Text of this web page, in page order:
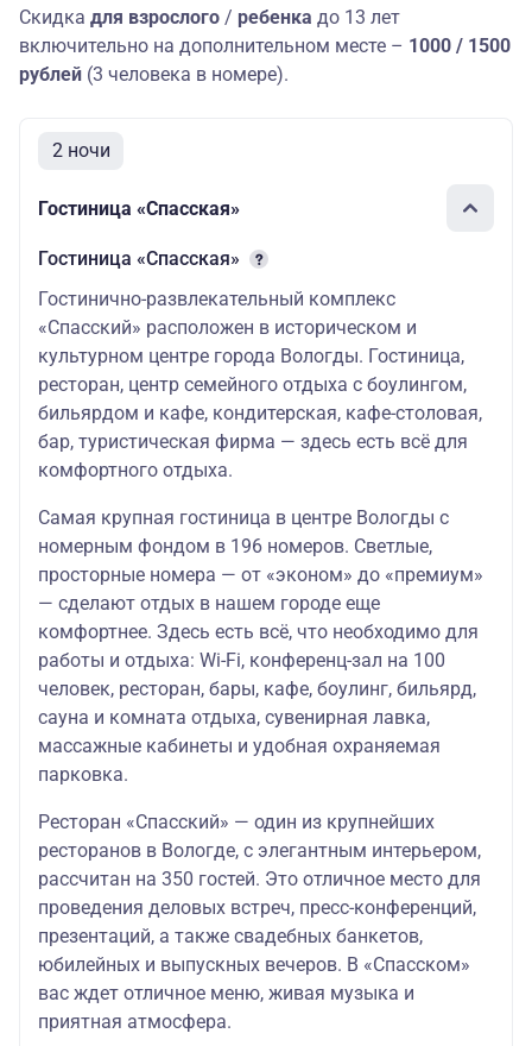
Скидка для взрослого / ребенка до 13 лет
включительно на дополнительном месте – 1000 / 1500
рублей (3 человека в номере).
2 ночи
Гостиница «Спасская»
Гостиница «Спасская»
Гостинично-развлекательный комплекс
«Спасский» расположен в историческом и
культурном центре города Вологды. Гостиница,
ресторан, центр семейного отдыха с боулингом,
бильярдом и кафе, кондитерская, кафе-столовая,
бар, туристическая фирма — здесь есть всё для
комфортного отдыха.
Самая крупная гостиница в центре Вологды с
номерным фондом в 196 номеров. Светлые,
просторные номера — от «эконом» до «премиум»
— сделают отдых в нашем городе еще
комфортнее. Здесь есть всё, что необходимо для
работы и отдыха: Wi-Fi, конференц-зал на 100
человек, ресторан, бары, кафе, боулинг, бильярд,
сауна и комната отдыха, сувенирная лавка,
массажные кабинеты и удобная охраняемая
парковка.
Ресторан «Спасский» — один из крупнейших
ресторанов в Вологде, с элегантным интерьером,
рассчитан на 350 гостей. Это отличное место для
проведения деловых встреч, пресс-конференций,
презентаций, а также свадебных банкетов,
юбилейных и выпускных вечеров. В «Спасском»
вас ждет отличное меню, живая музыка и
приятная атмосфера.